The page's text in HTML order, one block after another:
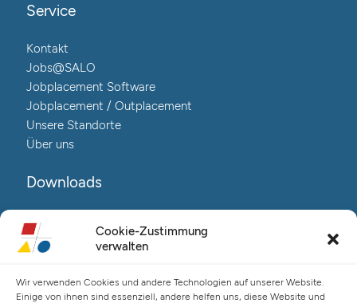
Cookie-Zustimmung
verwalten
Wir verwenden Cookies und andere Technologien auf unserer Website.
Einige von ihnen sind essenziell, andere helfen uns, diese Website und
Service
Kontakt
Jobs@SALO
Jobplacement Software
Jobplacement / Outplacement
Unsere Standorte
Über uns
Downloads
Reha@Salo-Broschüre
Neuro@Salo-Broschüre
Salo Holding AG – Hauptverwaltung Hamburg